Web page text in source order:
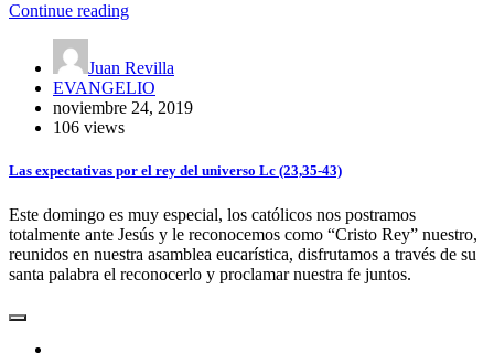
Continue reading
Juan Revilla
EVANGELIO
noviembre 24, 2019
106 views
Las expectativas por el rey del universo Lc (23,35-43)
Este domingo es muy especial, los católicos nos postramos
totalmente ante Jesús y le reconocemos como “Cristo Rey” nuestro,
reunidos en nuestra asamblea eucarística, disfrutamos a través de su
santa palabra el reconocerlo y proclamar nuestra fe juntos.